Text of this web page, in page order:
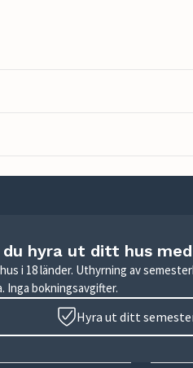
hyra ut ditt hus
i 18 länder. Uthyrning av
Inga bokningsavgifter.
Hyra ut ditt